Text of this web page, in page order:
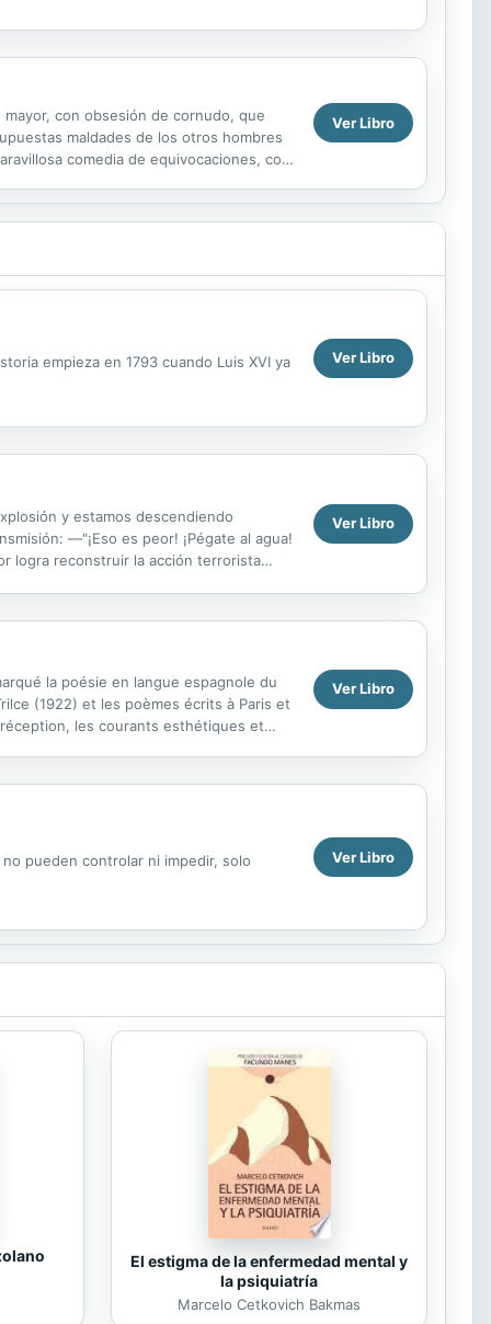
con obsesión de cornudo, que
maldades de los otros hombres
comedia de equivocaciones, con
Ver Libro
empieza en 1793 cuando Luis XVI ya Ver Libro
y estamos descendiendo
—"¡Eso es peor! ¡Pégate al agua!
logra reconstruir la acción terrorista
Ver Libro
la poésie en langue espagnole du
(1922) et les poèmes écrits à Paris et
les courants esthétiques et
Ver Libro
pueden controlar ni impedir, solo Ver Libro
El estigma de la enfermedad mental y
la psiquiatría
Marcelo Cetkovich Bakmas